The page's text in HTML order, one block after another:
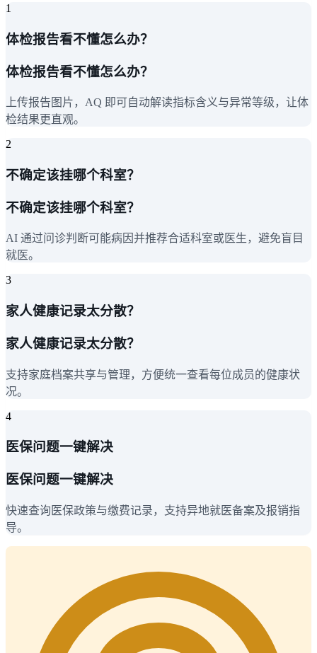
1
体检报告看不懂怎么办？
体检报告看不懂怎么办？
上传报告图片，AQ 即可自动解读指标含义与异常等级，让体
检结果更直观。
2
不确定该挂哪个科室？
不确定该挂哪个科室？
AI 通过问诊判断可能病因并推荐合适科室或医生，避免盲目
就医。
3
家人健康记录太分散？
家人健康记录太分散？
支持家庭档案共享与管理，方便统一查看每位成员的健康状
况。
4
医保问题一键解决
医保问题一键解决
快速查询医保政策与缴费记录，支持异地就医备案及报销指
导。